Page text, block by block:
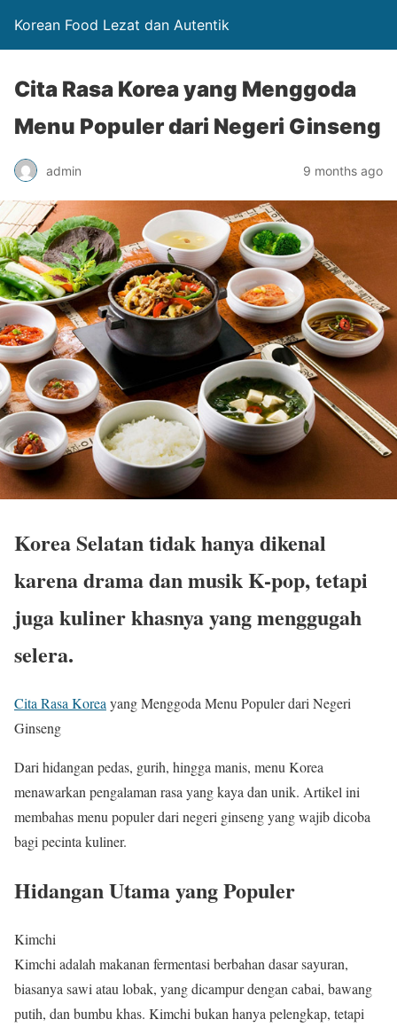
Korean Food Lezat dan Autentik
Cita Rasa Korea yang Menggoda
Menu Populer dari Negeri Ginseng
admin 9 months ago
Korea Selatan tidak hanya dikenal
karena drama dan musik K-pop, tetapi
juga kuliner khasnya yang menggugah
selera.
Cita Rasa Korea yang Menggoda Menu Populer dari Negeri
Ginseng
Dari hidangan pedas, gurih, hingga manis, menu Korea
menawarkan pengalaman rasa yang kaya dan unik. Artikel ini
membahas menu populer dari negeri ginseng yang wajib dicoba
bagi pecinta kuliner.
Hidangan Utama yang Populer
Kimchi
Kimchi adalah makanan fermentasi berbahan dasar sayuran,
biasanya sawi atau lobak, yang dicampur dengan cabai, bawang
putih, dan bumbu khas. Kimchi bukan hanya pelengkap, tetapi